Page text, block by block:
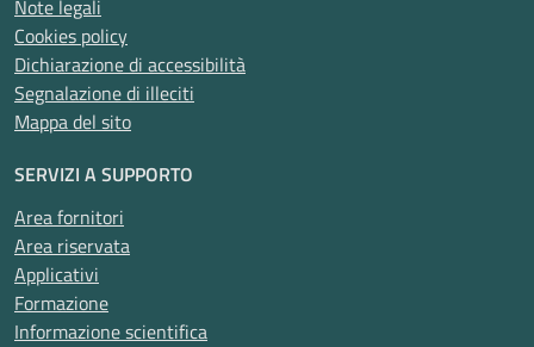
Note legali
Cookies policy
Dichiarazione di accessibilità
Segnalazione di illeciti
Mappa del sito
SERVIZI A SUPPORTO
Area fornitori
Area riservata
Applicativi
Formazione
Informazione scientifica